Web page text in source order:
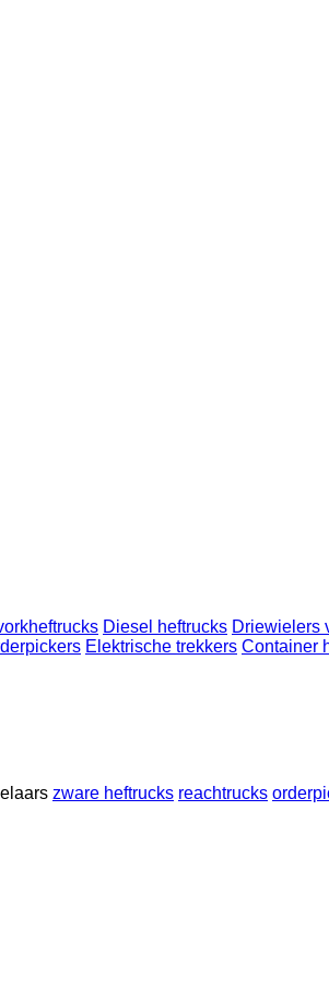
Diesel heftrucks Driewielers
Elektrische trekkers Container
zware heftrucks reachtrucks